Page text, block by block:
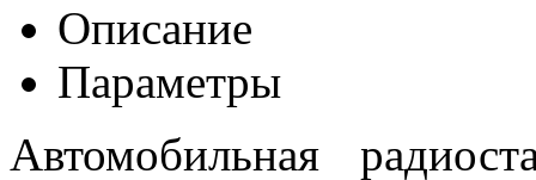
Описание
Параметры
Автомобильная